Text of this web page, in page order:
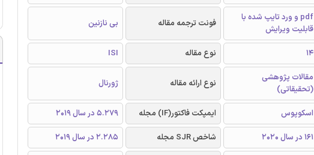
pdf و ورد تایپ شده با
قابلیت ویرایش
فونت ترجمه مقاله بی نازنین
14 نوع مقاله ISI
مقالات پژوهشی
(تحقیقاتی)
نوع ارائه مقاله ژورنال
اسکوپوس ایمپکت فاکتور(IF) مجله
5.279 در سال 2019
161 در سال 2020 شاخص SJR مجله 2.285 در سال 2019